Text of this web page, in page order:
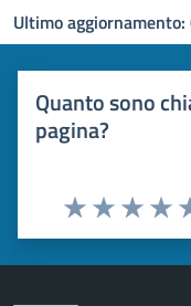
Ultimo aggiornamento:
Quanto sono
pagina?
Valuta 3
Valuta 2
Valuta 1 stelle